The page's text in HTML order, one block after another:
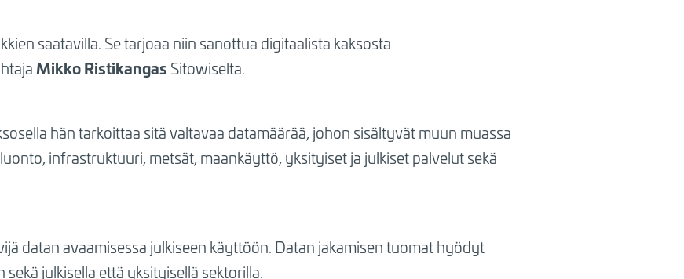
saatavilla. Se tarjoaa niin sanottua digitaalista kaksosta
Mikko Ristikangas Sitowiselta.
hän tarkoittaa sitä valtavaa datamäärää, johon sisältyvät muun muassa
infrastruktuuri, metsät, maankäyttö, yksityiset ja julkiset palvelut sekä
datan avaamisessa julkiseen käyttöön. Datan jakamisen tuomat hyödyt
julkisella että yksityisellä sektorilla.